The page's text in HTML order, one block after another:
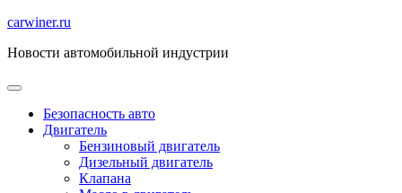
Перейти
содержимому
carwiner.ru
Новости автомобильной индустрии
Безопасность авто
Двигатель
Бензиновый двигатель
Дизельный двигатель
Клапана